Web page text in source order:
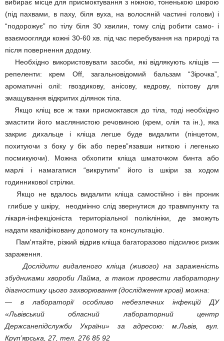
вибирає місце для присмоктування з ніжною, тоненькою шкірою
(під пахвами, в паху, біля вуха, на волосяній частині голови) і
“подорожує” по тілу біля 30 хвилин, тому слід робити само- і
взаємоогляди кожні 30-60 хв. під час перебування на природі та
після повернення додому.
Необхідно використовувати засоби, які відлякують кліщів —
репеленти: крем Off, загальновідомий бальзам “Зірочка”,
ароматичні олії: гвоздикову, анісову, кедрову, піхтову для
змащування відкритих ділянок тіла.
Якщо кліщ все ж таки присмоктався до тіла, тоді необхідно
змастити його маслянистою речовиною (крем, олія та ін.), яка
закриє дихальце і кліща легше буде видалити (пінцетом,
похитуючи з боку у бік або перев”язавши ниткою і легенько
посмикуючи). Можна обхопити кліща шматочком бинта або
марлі і намагатися “викрутити” його із шкіри за ходом
годинникової стрілки.
Якщо не вдалось видалити кліща самостійно і він проник
глибше у шкіру, неодмінно слід звернутися до травмпункту та
лікаря-інфекціоніста територіальної поліклініки, де зможуть
надати кваліфіковану допомогу та консультацію.
Пам'ятайте, різкий відрив кліща багаторазово підсилює ризик
зараження.
Дослідити видаленого кліща (живого) на зараженість
збудниками хвороби Лайма, а також провести лабораторну
діагностику цього захворювання (дослідження крові) можна:
— в лабораторії особливо небезпечних інфекцій ДУ
«Львівський обласний лабораторний центр
Держсанепідслужби України» за адресою: м.Львів, вул.
Круп’ярська, 27, тел. 276 85 92